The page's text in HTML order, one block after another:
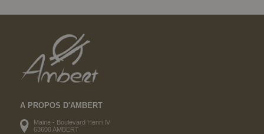
A PROPOS D'AMBERT
Mairie - Boulevard Henri IV
63600 AMBERT